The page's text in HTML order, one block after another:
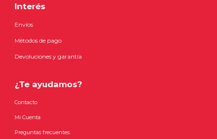
Interés
Envíos
Métodos de pago
Devoluciones y garantía
¿Te ayudamos?
Contacto
Mi Cuenta
Preguntas frecuentes